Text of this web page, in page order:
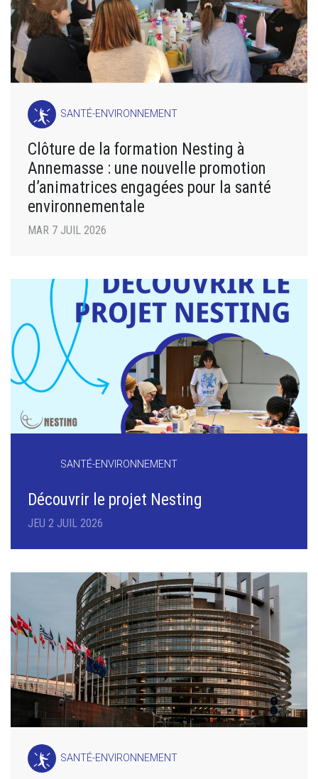
SANTÉ-ENVIRONNEMENT
Clôture de la formation Nesting à
Annemasse : une nouvelle promotion
d’animatrices engagées pour la santé
environnementale
MAR 7 JUIL 2026
SANTÉ-ENVIRONNEMENT
Découvrir le projet Nesting
JEU 2 JUIL 2026
SANTÉ-ENVIRONNEMENT